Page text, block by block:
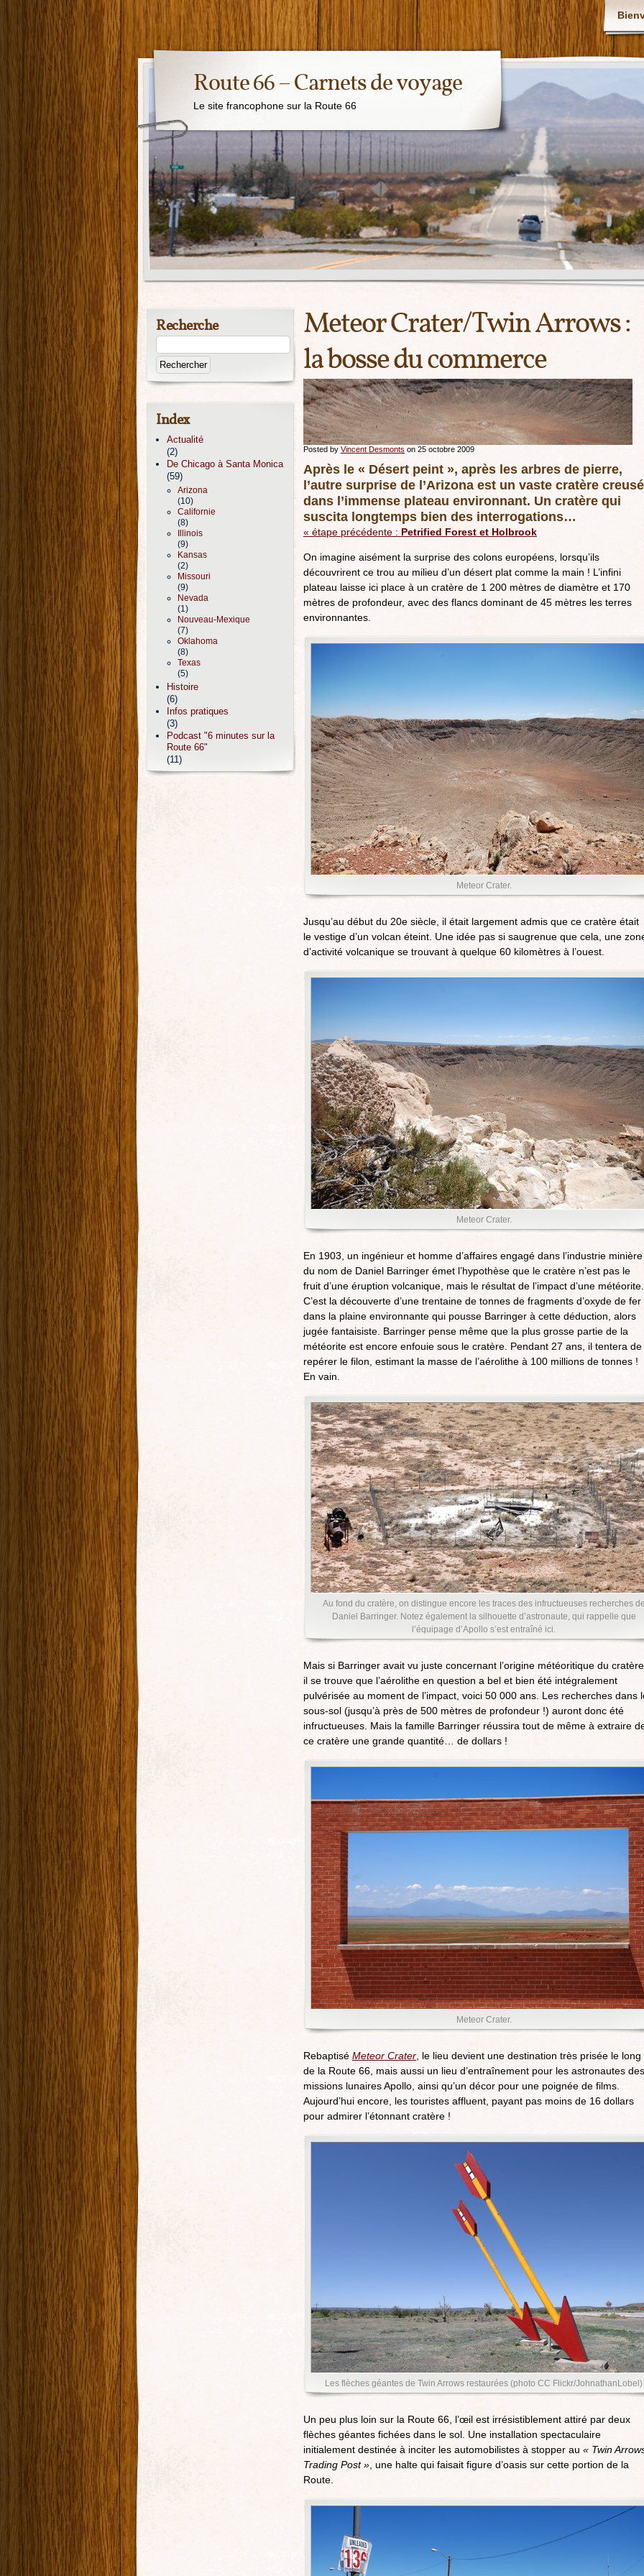
Route 66 – Carnets de voyage
Le site francophone sur la Route 66
Meteor Crater/Twin Arrows :
la bosse du commerce
Posted by Vincent Desmonts on 25 octobre 2009
Après le « Désert peint », après les arbres de pierre,
l’autre surprise de l’Arizona est un vaste cratère creusé
dans l’immense plateau environnant. Un cratère qui
suscita longtemps bien des interrogations…
« étape précédente : Petrified Forest et Holbrook
On imagine aisément la surprise des colons européens, lorsqu’ils
découvrirent ce trou au milieu d’un désert plat comme la main ! L’infini
plateau laisse ici place à un cratère de 1 200 mètres de diamètre et 170
mètres de profondeur, avec des flancs dominant de 45 mètres les terres
environnantes.
Meteor Crater.
Jusqu’au début du 20e siècle, il était largement admis que ce cratère était
le vestige d’un volcan éteint. Une idée pas si saugrenue que cela, une
d’activité volcanique se trouvant à quelque 60 kilomètres à l’ouest.
Meteor Crater.
En 1903, un ingénieur et homme d’affaires engagé dans l’industrie minière
du nom de Daniel Barringer émet l’hypothèse que le cratère n’est pas le
fruit d’une éruption volcanique, mais le résultat de l’impact d’une météorite.
C’est la découverte d’une trentaine de tonnes de fragments d’oxyde de fer
dans la plaine environnante qui pousse Barringer à cette déduction, alors
jugée fantaisiste. Barringer pense même que la plus grosse partie de la
météorite est encore enfouie sous le cratère. Pendant 27 ans, il tentera de
repérer le filon, estimant la masse de l’aérolithe à 100 millions de tonnes !
En vain.
Au fond du cratère, on distingue encore les traces des infructueuses recherches
Daniel Barringer. Notez également la silhouette d’astronaute, qui rappelle que
l’équipage d’Apollo s’est entraîné ici.
Mais si Barringer avait vu juste concernant l’origine météoritique du
il se trouve que l’aérolithe en question a bel et bien été intégralement
pulvérisée au moment de l’impact, voici 50 000 ans. Les recherches dans
sous-sol (jusqu’à près de 500 mètres de profondeur !) auront donc été
infructueuses. Mais la famille Barringer réussira tout de même à extraire
ce cratère une grande quantité… de dollars !
Meteor Crater.
Rebaptisé Meteor Crater , le lieu devient une destination très prisée le long
de la Route 66, mais aussi un lieu d’entraînement pour les astronautes des
missions lunaires Apollo, ainsi qu’un décor pour une poignée de films.
Aujourd’hui encore, les touristes affluent, payant pas moins de 16 dollars
pour admirer l’étonnant cratère !
Les flèches géantes de Twin Arrows restaurées (photo CC Flickr/JohnathanLobel)
Un peu plus loin sur la Route 66, l’œil est irrésistiblement attiré par deux
flèches géantes fichées dans le sol. Une installation spectaculaire
initialement destinée à inciter les automobilistes à stopper au « Twin
Trading Post » , une halte qui faisait figure d’oasis sur cette portion de la
Route.
Recherche
Index
Actualité
(2)
De Chicago à Santa Monica
(59)
Arizona
(10)
Californie
(8)
Illinois
(9)
Kansas
(2)
Missouri
(9)
Nevada
(1)
Nouveau-Mexique
(7)
Oklahoma
(8)
Texas
(5)
Histoire
(6)
Infos pratiques
(3)
Podcast "6 minutes sur la
Route 66"
(11)